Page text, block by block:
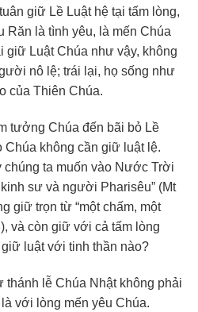
giữ Lề Luật hệ tại tấm lòng,
là tình yêu, là mến Chúa
giữ Luật Chúa như vậy, không
nô lệ; trái lại, họ sống như
của Thiên Chúa.
tưởng Chúa đến bãi bỏ Lề
không cần giữ luật lệ.
chúng ta muốn vào Nước Trời
sư và người Pharisêu” (Mt
giữ trọn từ “một chấm, một
và còn giữ với cả tấm lòng
luật với tinh thần nào?
thánh lễ Chúa Nhật không phải
với lòng mến yêu Chúa.